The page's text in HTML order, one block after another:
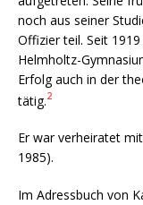
noch aus seiner
Offizier teil. Seit
Helmholtz-
Erfolg auch in der
tätig.2
Er war verheiratet
1985).
Im Adressbuch von